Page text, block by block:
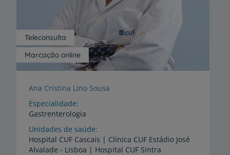
Marcação online
Teleconsulta
Ana Cristina Lino Sousa
Especialidade
Gastrenterologia
Unidades de saúde
Hospital CUF Cascais | Clínica CUF Estádio José
Alvalade - Lisboa | Hospital CUF Sintra